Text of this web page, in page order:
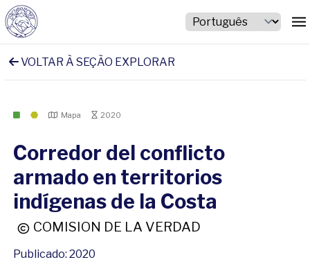
VOLTAR À SEÇÃO EXPLORAR
Mapa 2020
Corredor del conflicto
armado en territorios
indígenas de la Costa
COMISION DE LA VERDAD
Publicado: 2020